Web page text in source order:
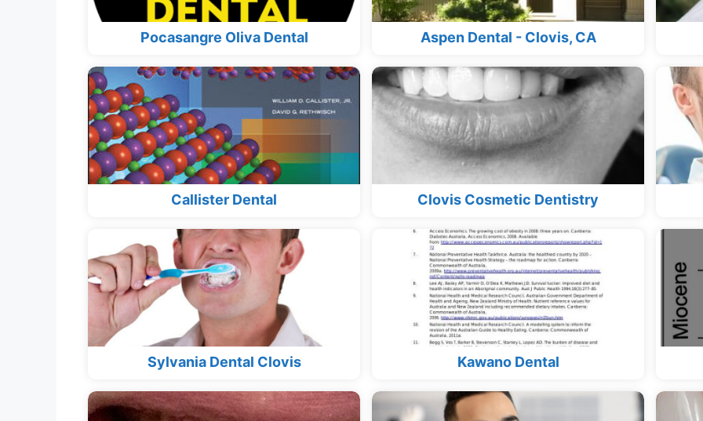
Pocasangre Oliva Dental Aspen Dental - Clovis, CA
Callister Dental Clovis Cosmetic Dentistry
Sylvania Dental Clovis Kawano Dental